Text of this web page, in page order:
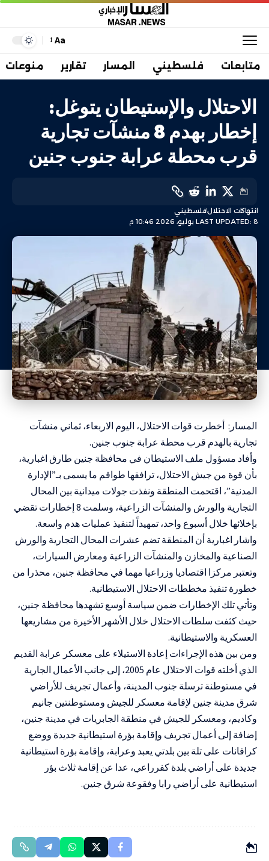
Aa
متابعات فلسطيني المسار تقارير منوعات
الاحتلال والإستيطان يتوغل:
إخطار بهدم 8 منشآت تجارية
قرب محطة عرابة جنوب جنين
LAST UPDATED: 8 يوليو، 2026 10:46 م
انتهاكات الاحتلالفلسطيني
المسار: أخطرت قوات الاحتلال، اليوم الاربعاء، ثماني منشآت
تجارية بالهدم قرب محطة عرابة جنوب جنين.
وأفاد مسؤول ملف الاستيطان في محافظة جنين طارق اغبارية،
بأن قوة من جيش الاحتلال، ترافقها طواقم ما يسمى بـ”الإدارة
المدنية”، اقتحمت المنطقة ونفذت جولات ميدانية بين المحال
التجارية والورش والمنشآت الزراعية، وسلمت 8 إخطارات تقضي
بإخلائها خلال أسبوع واحد، تمهيداً لتنفيذ عمليات هدم واسعة.
واشار اغبارية أن المنطقة تضم عشرات المحال التجارية والورش
الصناعية والمخازن والمنشآت الزراعية ومعارض السيارات،
وتعتبر مركزا اقتصاديا وزراعيا مهما في محافظة جنين، محذرا من
خطورة تنفيذ مخططات الاحتلال الاستيطانية.
وتأتي تلك الإخطارات ضمن سياسة أوسع تشهدها محافظة جنين،
حيث كثفت سلطات الاحتلال خلال الأشهر الأخيرة من مشاريعها
العسكرية والاستيطانية.
ومن بين هذه الإجراءات إعادة الاستيلاء على معسكر عرابة القديم
الذي أخلته قوات الاحتلال عام 2005، إلى جانب الأعمال الجارية
في مستوطنة ترسلة جنوب المدينة، وأعمال تجريف للأراضي
شرق مدينة جنين لإقامة معسكر للجيش ومستوطنتين جانيم
وكاديم، ومعسكر للجيش في منطقة الجابريات في مدينة جنين،
إضافة إلى أعمال تجريف وإقامة بؤرة استيطانية جديدة ووضع
كرافانات على تلة بين بلدتي يعبد وعرابة، وإقامة بؤرة استيطانية
جديدة على أراضي بلدة كفرراعي، عدا عن إقامة ثلاث بؤر
استيطانية على أراضي رابا وفقوعة شرق جنين.